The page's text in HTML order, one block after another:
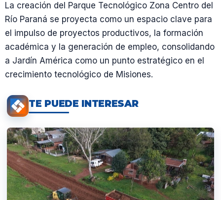
La creación del Parque Tecnológico Zona Centro del
Río Paraná se proyecta como un espacio clave para
el impulso de proyectos productivos, la formación
académica y la generación de empleo, consolidando
a Jardín América como un punto estratégico en el
crecimiento tecnológico de Misiones.
TE PUEDE INTERESAR